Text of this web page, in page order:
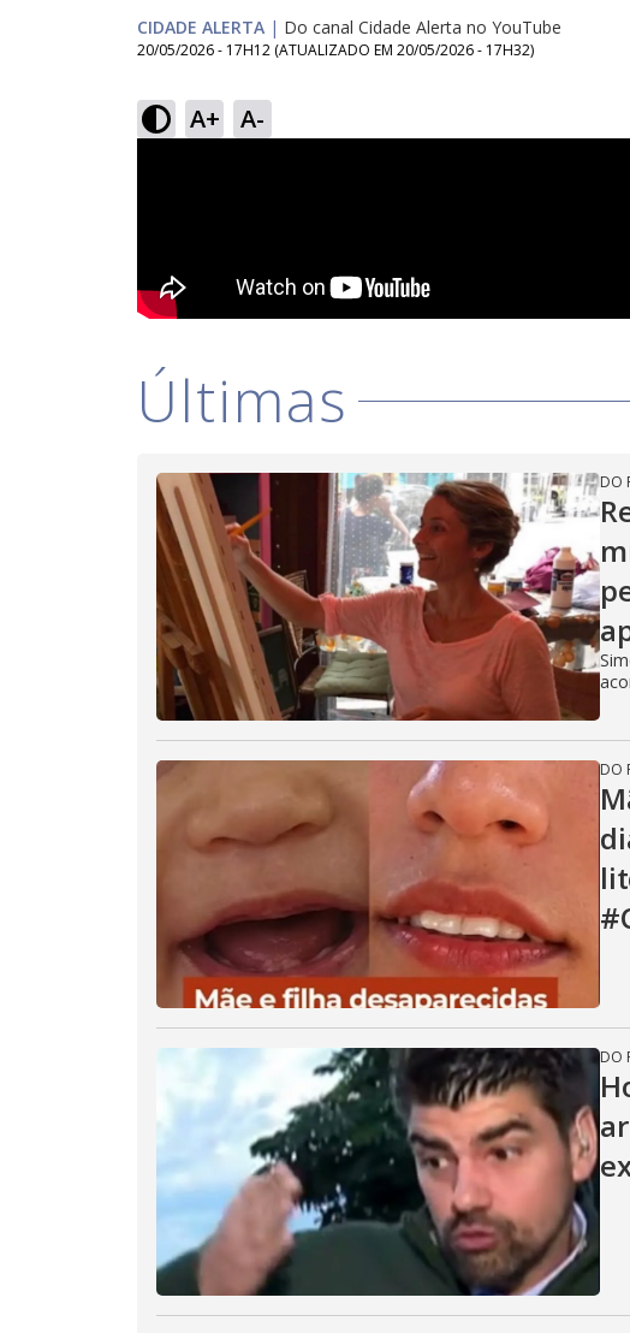
CIDADE ALERTA | Do canal Cidade Alerta no YouTube
20/05/2026 - 17H12 (ATUALIZADO EM 20/05/2026 - 17H32)
A+ A-
Últimas
DO
DO
DO